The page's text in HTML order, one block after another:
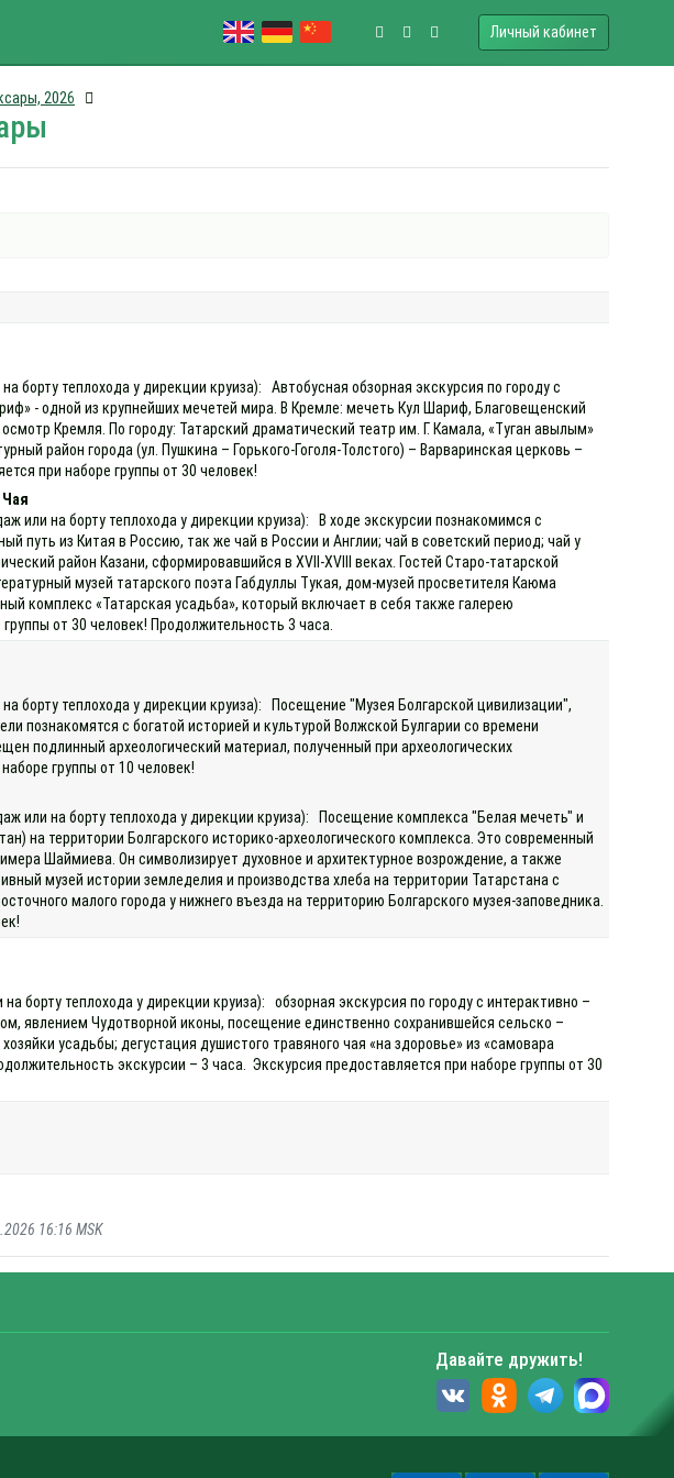
Личный кабинет
2026
борту теплохода у дирекции круиза): Автобусная обзорная экскурсия по городу с
- одной из крупнейших мечетей мира. В Кремле: мечеть Кул Шариф, Благовещенский
Кремля. По городу: Татарский драматический театр им. Г. Камала, «Туган авылым»
район города (ул. Пушкина – Горького-Гоголя-Толстого) – Варваринская церковь –
при наборе группы от 30 человек!
или на борту теплохода у дирекции круиза): В ходе экскурсии познакомимся с
путь из Китая в Россию, так же чай в России и Англии; чай в советский период; чай у
район Казани, сформировавшийся в XVII-XVIII веках. Гостей Старо-татарской
музей татарского поэта Габдуллы Тукая, дом-музей просветителя Каюма
комплекс «Татарская усадьба», который включает в себя также галерею
от 30 человек! Продолжительность 3 часа.
борту теплохода у дирекции круиза): Посещение "Музея Болгарской цивилизации",
познакомятся с богатой историей и культурой Волжской Булгарии со времени
подлинный археологический материал, полученный при археологических
группы от 10 человек!
или на борту теплохода у дирекции круиза): Посещение комплекса "Белая мечеть" и
на территории Болгарского историко-археологического комплекса. Это современный
Шаймиева. Он символизирует духовное и архитектурное возрождение, а также
музей истории земледелия и производства хлеба на территории Татарстана с
малого города у нижнего въезда на территорию Болгарского музея-заповедника.
борту теплохода у дирекции круиза): обзорная экскурсия по городу с интерактивно –
явлением Чудотворной иконы, посещение единственно сохранившейся сельско –
усадьбы; дегустация душистого травяного чая «на здоровье» из «самовара
экскурсии – 3 часа. Экскурсия предоставляется при наборе группы от 30
16:16 MSK
Давайте дружить!